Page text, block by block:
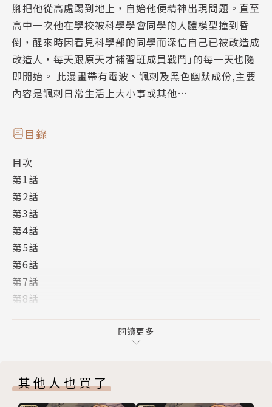
腳把他從高處踢到地上，自始他便精神出現問題。直至
高中一次他在學校被科學學會同學的人體模型撞到昏
倒，醒來時因看見科學部的同學而深信自己已被改造成
改造人，每天跟原天才補習班成員戰鬥｣的每一天也隨
即開始。 此漫畫帶有電波、諷刺及黑色幽默成份,主要
內容是諷刺日常生活上大小事或其他…
目錄
目次
第1話
第2話
第3話
第4話
第5話
第6話
第7話
第8話
閱讀更多
其他人也買了